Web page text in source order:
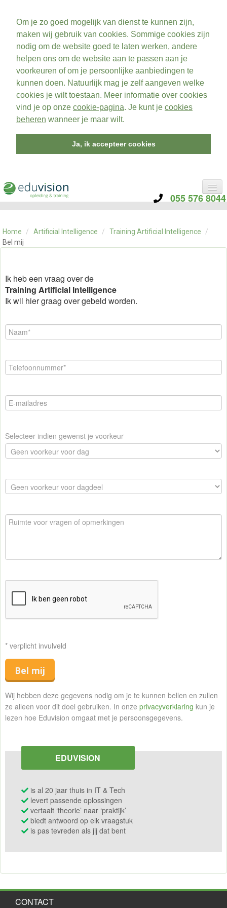
Om je zo goed mogelijk van dienst te kunnen zijn,
maken wij gebruik van cookies. Sommige cookies zijn
nodig om de website goed te laten werken, andere
helpen ons om de website aan te passen aan je
voorkeuren of om je persoonlijke aanbiedingen te
kunnen doen. Natuurlijk mag je zelf aangeven welke
cookies je wilt toestaan. Meer informatie over cookies
vind je op onze cookie-pagina. Je kunt je cookies
beheren wanneer je maar wilt.
Ja, ik accepteer cookies
055 576 8044
CATEGORIE
OVER ONS
CONTACT
Home / Artificial Intelligence / Training Artificial Intelligence
/
Bel mij
Ik heb een vraag over de
Training Artificial Intelligence
Ik wil hier graag over gebeld worden.
Selecteer indien gewenst je voorkeur
* verplicht invulveld
Bel mij
Wij hebben deze gegevens nodig om je te kunnen bellen en zullen
ze alleen voor dit doel gebruiken. In onze privacyverklaring kun je
lezen hoe Eduvision omgaat met je persoonsgegevens.
EDUVISION
is al 20 jaar thuis in IT & Tech
levert passende oplossingen
vertaalt ‘theorie’ naar ‘praktijk’
biedt antwoord op elk vraagstuk
is pas tevreden als jij dat bent
CONTACT